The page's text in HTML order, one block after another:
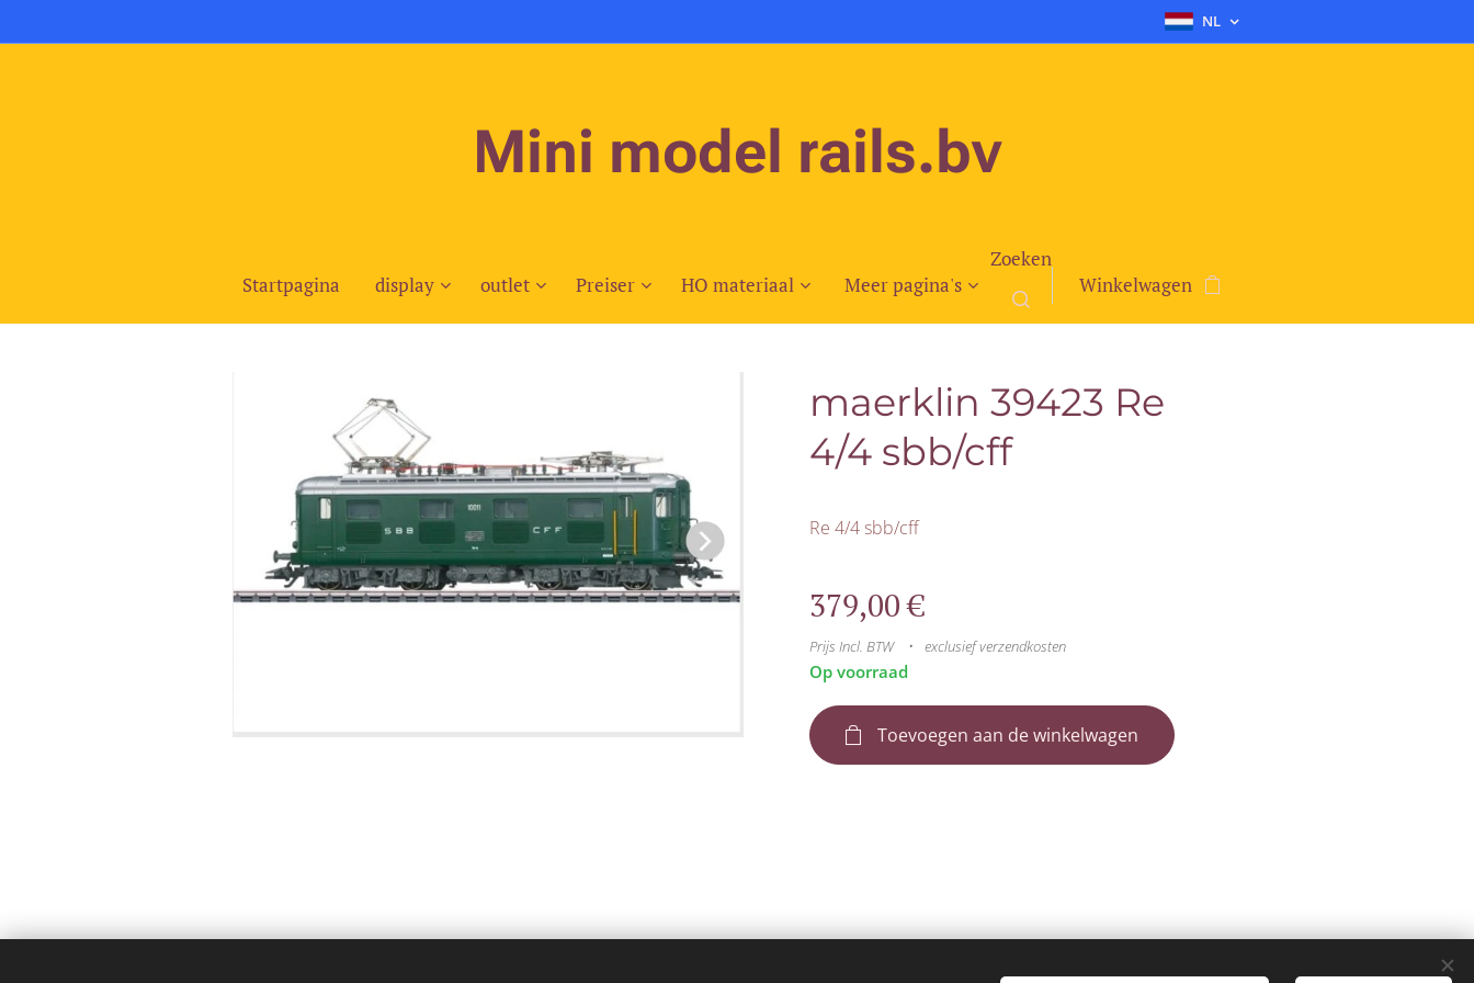
NL
Mini model rails.bv
Startpagina display outlet Preiser HO materiaal Meer pagina's
Zoeken
Winkelwagen
maerklin 39423 Re
4/4 sbb/cff
Re 4/4 sbb/cff
379,00€
Prijs Incl. BTW exclusief verzendkosten
Op voorraad
Toevoegen aan de winkelwagen